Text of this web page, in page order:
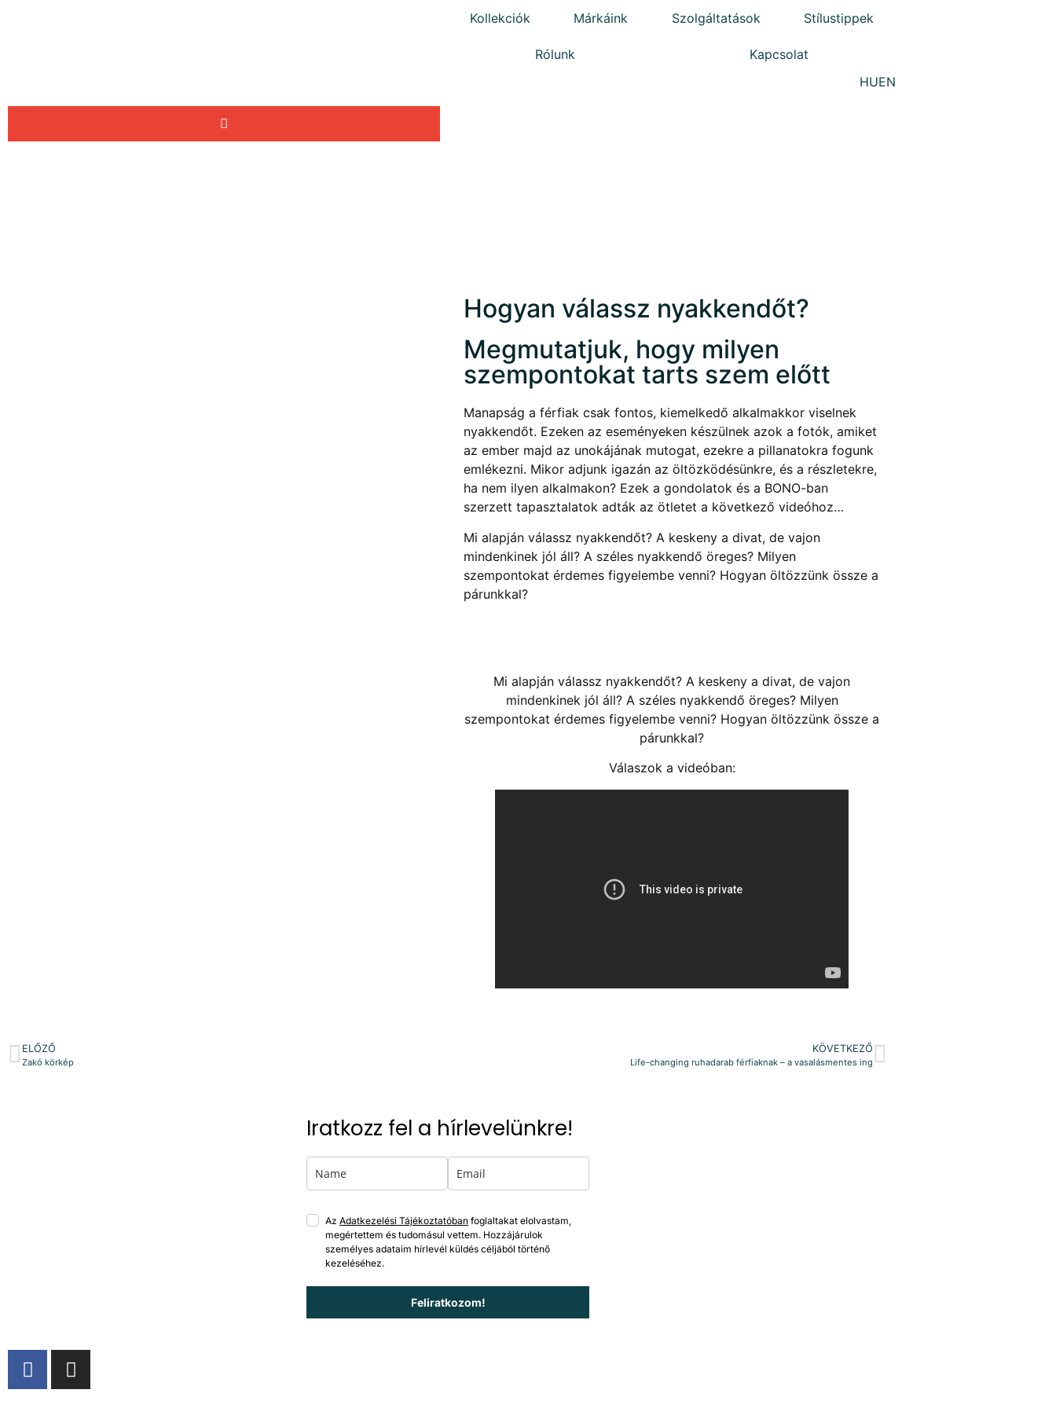
Kollekciók Márkáink Szolgáltatások Stílustippek
Rólunk
Kapcsolat
HUEN
Hogyan válassz nyakkendőt?
Megmutatjuk, hogy milyen
szempontokat tarts szem előtt
Manapság a férfiak csak fontos, kiemelkedő alkalmakkor viselnek
nyakkendőt. Ezeken az eseményeken készülnek azok a fotók, amiket
az ember majd az unokájának mutogat, ezekre a pillanatokra fogunk
emlékezni. Mikor adjunk igazán az öltözködésünkre, és a részletekre,
ha nem ilyen alkalmakon? Ezek a gondolatok és a BONO-ban
szerzett tapasztalatok adták az ötletet a következő videóhoz…
Mi alapján válassz nyakkendőt? A keskeny a divat, de vajon
mindenkinek jól áll? A széles nyakkendő öreges? Milyen
szempontokat érdemes figyelembe venni? Hogyan öltözzünk össze a
párunkkal?
Mi alapján válassz nyakkendőt? A keskeny a divat, de vajon
mindenkinek jól áll? A széles nyakkendő öreges? Milyen
szempontokat érdemes figyelembe venni? Hogyan öltözzünk össze a
párunkkal?
Válaszok a videóban:
ELŐZŐ
Zakó körkép
KÖVETKEZŐ
Life-changing ruhadarab férfiaknak – a vasalásmentes ing
Iratkozz fel a hírlevelünkre!
Az Adatkezelési Tájékoztatóban foglaltakat elolvastam,
megértettem és tudomásul vettem. Hozzájárulok
személyes adataim hírlevél küldés céljából történő
kezeléséhez.
Feliratkozom!